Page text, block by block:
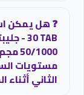
بانتظام وفحص
50/
مستويات
الثاني أثناء